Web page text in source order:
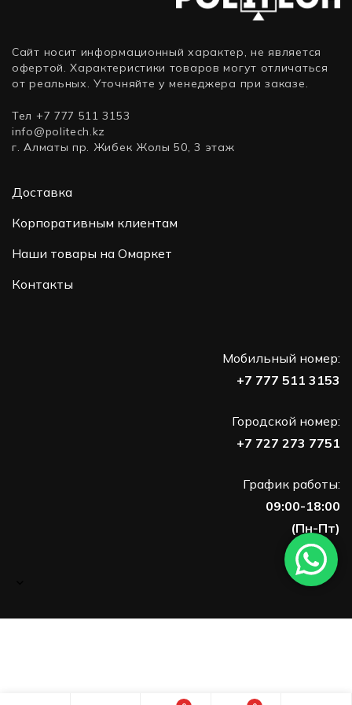
Сайт носит информационный характер, не является
офертой. Характеристики товаров могут отличаться
от реальных. Уточняйте у менеджера при заказе.
Тел +7 777 511 3153
info@politech.kz
г. Алматы пр. Жибек Жолы 50, 3 этаж
Доставка
Корпоративным клиентам
Наши товары на Омаркет
Контакты
Мобильный номер:
+7 777 511 3153
Городской номер:
+7 727 273 7751
График работы:
09:00-18:00
(Пн-Пт)